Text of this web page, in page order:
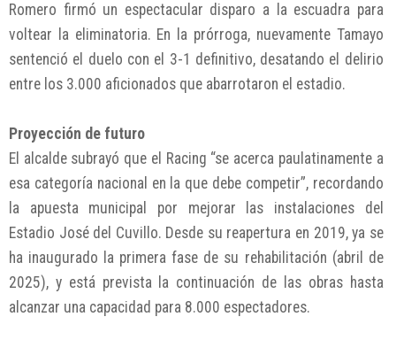
Romero firmó un espectacular disparo a la escuadra para
voltear la eliminatoria. En la prórroga, nuevamente Tamayo
sentenció el duelo con el 3-1 definitivo, desatando el delirio
entre los 3.000 aficionados que abarrotaron el estadio.
Proyección de futuro
El alcalde subrayó que el Racing “se acerca paulatinamente a
esa categoría nacional en la que debe competir”, recordando
la apuesta municipal por mejorar las instalaciones del
Estadio José del Cuvillo. Desde su reapertura en 2019, ya se
ha inaugurado la primera fase de su rehabilitación (abril de
2025), y está prevista la continuación de las obras hasta
alcanzar una capacidad para 8.000 espectadores.